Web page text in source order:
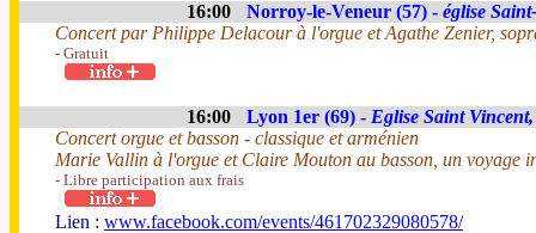
16:00 Norroy-le-Veneur (57) - église
Concert par Philippe Delacour à l'orgue et Agathe Zenier,
- Gratuit
16:00 Lyon 1er (69) - Eglise Saint
Concert orgue et basson - classique et arménien
Marie Vallin à l'orgue et Claire Mouton au basson, un voyage
- Libre participation aux frais
Lien : www.facebook.com/events/461702329080578/